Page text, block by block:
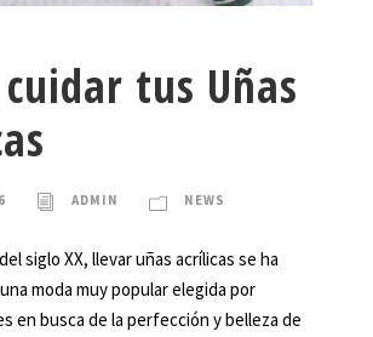
tus Uñas
ADMIN NEWS
siglo XX, llevar uñas acrílicas se ha
moda muy popular elegida por
en busca de la perfección y belleza de